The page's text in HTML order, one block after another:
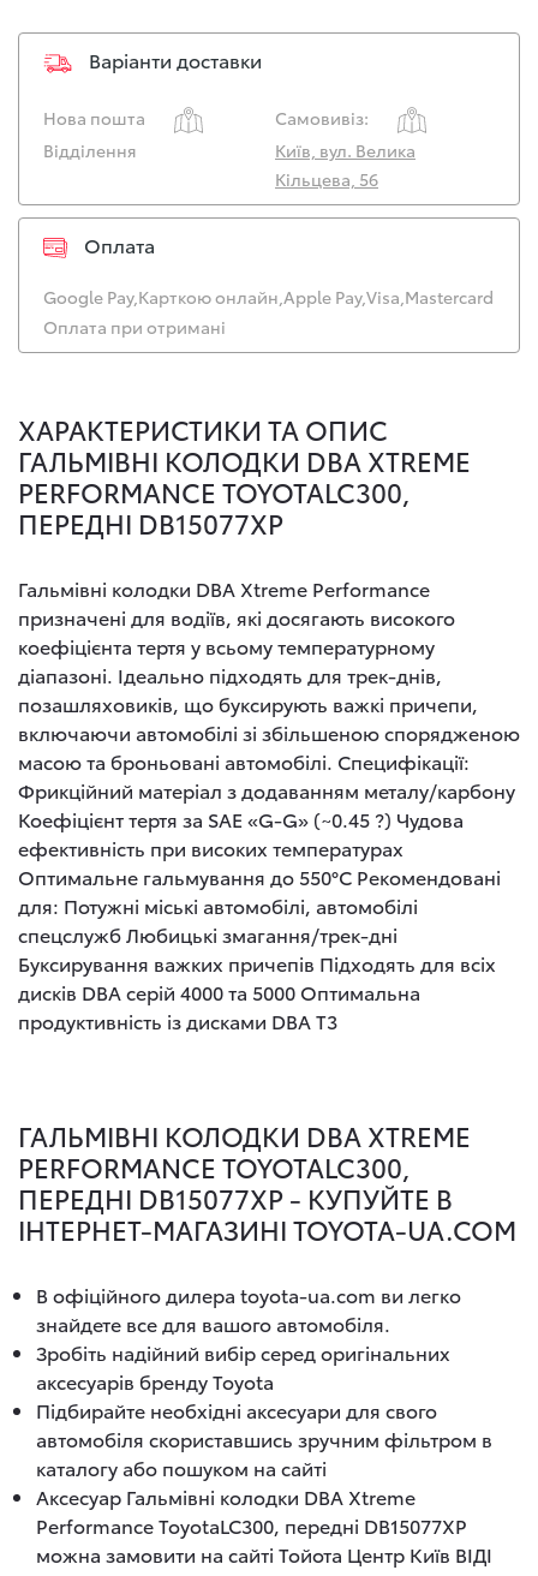
Варіанти доставки
Нова пошта
Самовивіз:
Відділення
Київ, вул. Велика
Кільцева, 56
Оплата
Google Pay,Карткою онлайн,Apple Pay,Visa,Mastercard
Оплата при отримані
ХАРАКТЕРИСТИКИ ТА ОПИС
ГАЛЬМІВНІ КОЛОДКИ DBA XTREME
PERFORMANCE TOYOTALC300,
ПЕРЕДНI DB15077XP
Гальмівні колодки DBA Xtreme Performance
призначені для водіїв, які досягають високого
коефіцієнта тертя у всьому температурному
діапазоні. Ідеально підходять для трек-днів,
позашляховиків, що буксирують важкі причепи,
включаючи автомобілі зі збільшеною спорядженою
масою та броньовані автомобілі. Специфікації:
Фрикційний матеріал з додаванням металу/карбону
Коефіцієнт тертя за SAE «G-G» (~0.45 ?) Чудова
ефективність при високих температурах
Оптимальне гальмування до 550°C Рекомендовані
для: Потужні міські автомобілі, автомобілі
спецслужб Любицькі змагання/трек-дні
Буксирування важких причепів Підходять для всіх
дисків DBA серій 4000 та 5000 Оптимальна
продуктивність із дисками DBA T3
ГАЛЬМІВНІ КОЛОДКИ DBA XTREME
PERFORMANCE TOYOTALC300,
ПЕРЕДНI DB15077XP - КУПУЙТЕ В
ІНТЕРНЕТ-МАГАЗИНІ TOYOTA-UA.COM
В офіційного дилера toyota-ua.com ви легко
знайдете все для вашого автомобіля.
Зробіть надійний вибір серед оригінальних
аксесуарів бренду Toyota
Підбирайте необхідні аксесуари для свого
автомобіля скориставшись зручним фільтром в
каталогу або пошуком на сайті
Аксесуар Гальмівні колодки DBA Xtreme
Performance ToyotaLC300, переднi DB15077XP
можна замовити на сайті Тойота Центр Київ ВІДІ